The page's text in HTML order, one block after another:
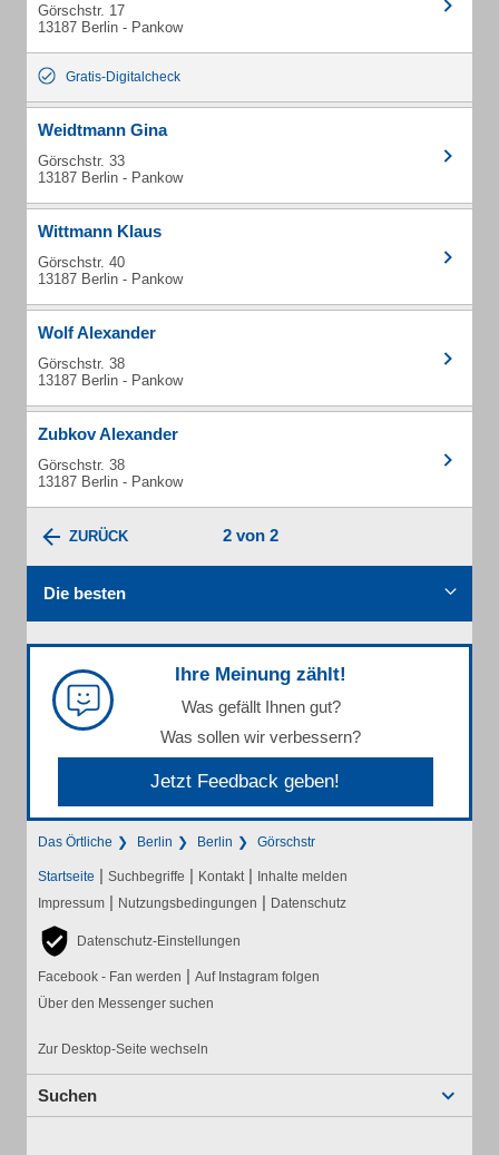
Görschstr. 17
13187 Berlin - Pankow
Gratis-Digitalcheck
Weidtmann Gina
Görschstr. 33
13187 Berlin - Pankow
Wittmann Klaus
Görschstr. 40
13187 Berlin - Pankow
Wolf Alexander
Görschstr. 38
13187 Berlin - Pankow
Zubkov Alexander
Görschstr. 38
13187 Berlin - Pankow
ZURÜCK 2 von 2
Die besten
Ihre Meinung zählt!
Was gefällt Ihnen gut?
Was sollen wir verbessern?
Jetzt Feedback geben!
Das Örtliche Berlin Berlin Görschstr
Startseite | Suchbegriffe | Kontakt | Inhalte melden
Impressum | Nutzungsbedingungen | Datenschutz
Datenschutz-Einstellungen
Facebook - Fan werden | Auf Instagram folgen
Über den Messenger suchen
Zur Desktop-Seite wechseln
Suchen